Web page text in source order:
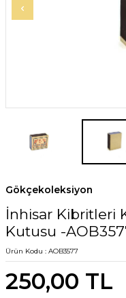
Gökçekoleksiyon
İnhisar Kibritleri
Kutusu -
Ürün Kodu : AOB3577
250,00 TL